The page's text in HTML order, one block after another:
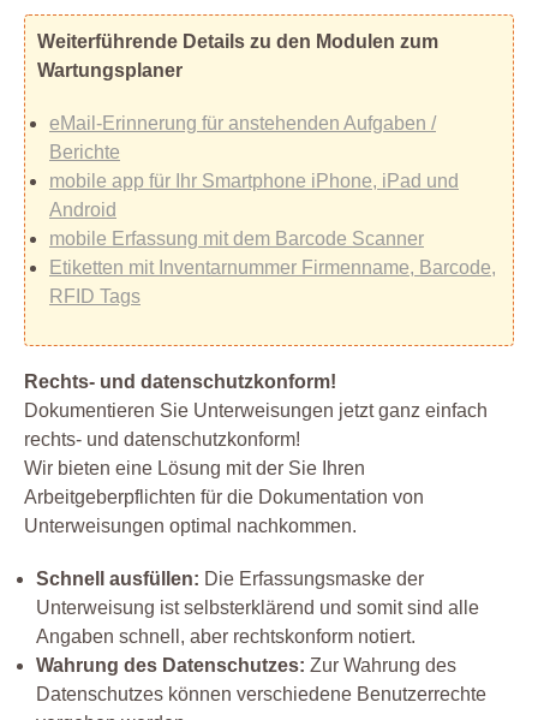
Weiterführende Details zu den Modulen zum
Wartungsplaner
eMail-Erinnerung für anstehenden Aufgaben /
Berichte
mobile app für Ihr Smartphone iPhone, iPad und
Android
mobile Erfassung mit dem Barcode Scanner
Etiketten mit Inventarnummer Firmenname, Barcode,
RFID Tags
Rechts- und datenschutzkonform!
Dokumentieren Sie Unterweisungen jetzt ganz einfach
rechts- und datenschutzkonform!
Wir bieten eine Lösung mit der Sie Ihren
Arbeitgeberpflichten für die Dokumentation von
Unterweisungen optimal nachkommen.
Schnell ausfüllen: Die Erfassungsmaske der
Unterweisung ist selbsterklärend und somit sind alle
Angaben schnell, aber rechtskonform notiert.
Wahrung des Datenschutzes: Zur Wahrung des
Datenschutzes können verschiedene Benutzerrechte